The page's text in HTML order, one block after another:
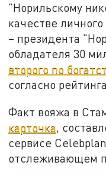
"Норильскому
качестве
– президента
обладателя 30
второго по
согласно
Факт вояжа в
карточка,
сервисе
отслеживающем